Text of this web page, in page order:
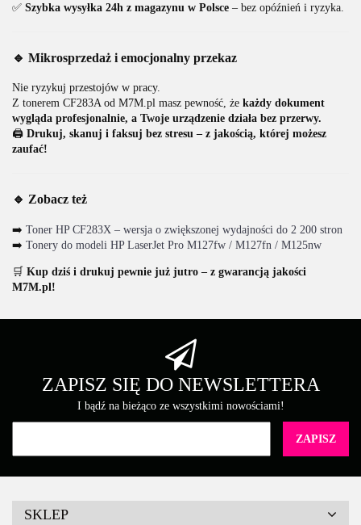
✅ Szybka wysyłka 24h z magazynu w Polsce – bez opóźnień i ryzyka.
🔹 Mikrosprzedaż i emocjonalny przekaz
Nie ryzykuj przestojów w pracy.
Z tonerem CF283A od M7M.pl masz pewność, że każdy dokument
wygląda profesjonalnie, a Twoje urządzenie działa bez przerwy.
🖨️ Drukuj, skanuj i faksuj bez stresu – z jakością, której możesz
zaufać!
🔹 Zobacz też
➡️ Toner HP CF283X – wersja o zwiększonej wydajności do 2 200 stron
➡️ Tonery do modeli HP LaserJet Pro M127fw / M127fn / M125nw
🛒 Kup dziś i drukuj pewnie już jutro – z gwarancją jakości
M7M.pl!
ZAPISZ SIĘ DO NEWSLETTERA
I bądź na bieżąco ze wszystkimi nowościami!
SKLEP